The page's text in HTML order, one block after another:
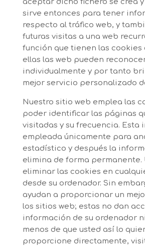
aceptar dicho fichero se crea
sirve entonces para tener
respecto al tráfico web, y
futuras visitas a una web
función que tienen las cookies
ellas las web pueden
individualmente y por tanto
mejor servicio personalizado
Nuestro sitio web emplea las
poder identificar las páginas
visitadas y su frecuencia. Esta
empleada únicamente para
estadístico y después la
elimina de forma permanente.
eliminar las cookies en
desde su ordenador. Sin
ayudan a proporcionar un
los sitios web; estas no dan
información de su ordenador
menos de que usted así lo
proporcione directamente,